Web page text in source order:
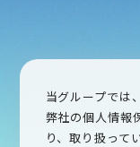
当グループでは
弊社の個人情報
り、取り扱って